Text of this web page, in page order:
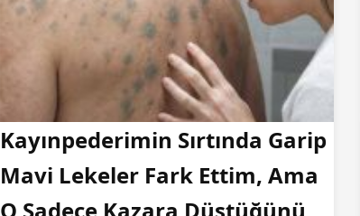
Kayınpederimin Sırtında Garip
Mavi Lekeler Fark Ettim, Ama